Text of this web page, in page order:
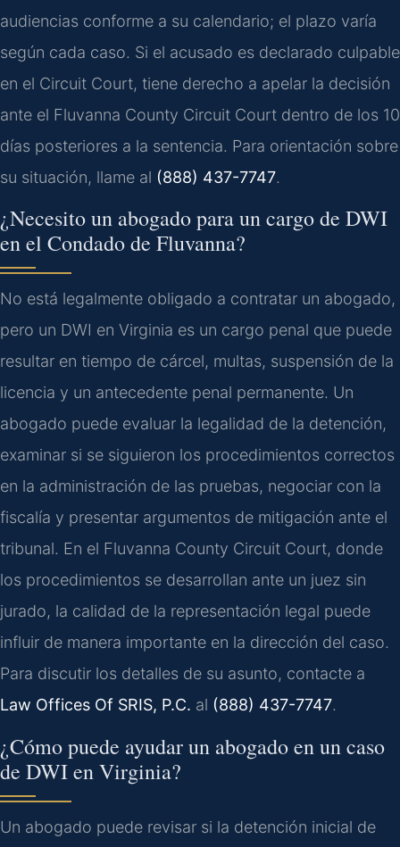
audiencias conforme a su calendario; el plazo varía
según cada caso. Si el acusado es declarado culpable
en el Circuit Court, tiene derecho a apelar la decisión
ante el Fluvanna County Circuit Court dentro de los 10
días posteriores a la sentencia. Para orientación sobre
su situación, llame al (888) 437-7747.
¿Necesito un abogado para un cargo de DWI
en el Condado de Fluvanna?
No está legalmente obligado a contratar un abogado,
pero un DWI en Virginia es un cargo penal que puede
resultar en tiempo de cárcel, multas, suspensión de la
licencia y un antecedente penal permanente. Un
abogado puede evaluar la legalidad de la detención,
examinar si se siguieron los procedimientos correctos
en la administración de las pruebas, negociar con la
fiscalía y presentar argumentos de mitigación ante el
tribunal. En el Fluvanna County Circuit Court, donde
los procedimientos se desarrollan ante un juez sin
jurado, la calidad de la representación legal puede
influir de manera importante en la dirección del caso.
Para discutir los detalles de su asunto, contacte a
Law Offices Of SRIS, P.C. al (888) 437-7747.
¿Cómo puede ayudar un abogado en un caso
de DWI en Virginia?
Un abogado puede revisar si la detención inicial de